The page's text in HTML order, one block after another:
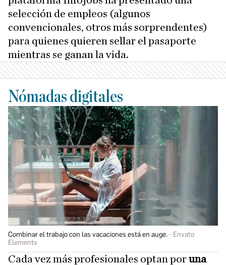
selección de empleos (algunos
convencionales, otros más sorprendentes)
para quienes quieren sellar el pasaporte
mientras se ganan la vida.
Nómadas digitales
Combinar el trabajo con las vacaciones está en auge.
Envato
Elements
Cada vez más profesionales optan poruna